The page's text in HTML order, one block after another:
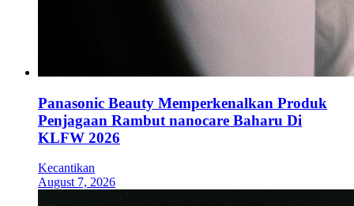
Panasonic Beauty Memperkenalkan Produk
Penjagaan Rambut nanocare Baharu Di
KLFW 2026
Kecantikan
August 7, 2026